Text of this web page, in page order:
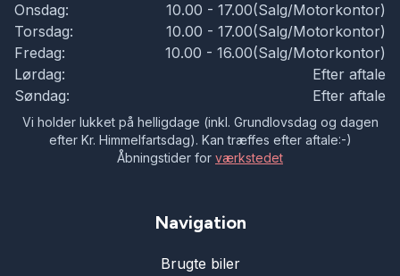
Onsdag:
10.00 - 17.00(Salg/Motorkontor)
Torsdag:
10.00 - 17.00(Salg/Motorkontor)
Fredag:
10.00 - 16.00(Salg/Motorkontor)
Lørdag:
Efter aftale
Søndag:
Efter aftale
Vi holder lukket på helligdage (inkl. Grundlovsdag og dagen
efter Kr. Himmelfartsdag). Kan træffes efter aftale:-)
Åbningstider for værkstedet
Navigation
Brugte biler